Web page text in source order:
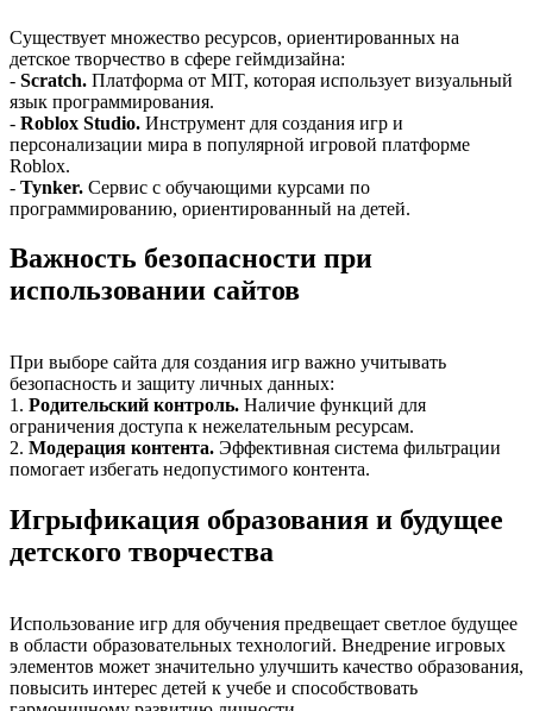
Существует множество ресурсов, ориентированных на
детское творчество в сфере геймдизайна:
- Scratch. Платформа от MIT, которая использует визуальный
язык программирования.
- Roblox Studio. Инструмент для создания игр и
персонализации мира в популярной игровой платформе
Roblox.
- Tynker. Сервис с обучающими курсами по
программированию, ориентированный на детей.
Важность безопасности при
использовании сайтов
При выборе сайта для создания игр важно учитывать
безопасность и защиту личных данных:
1. Родительский контроль. Наличие функций для
ограничения доступа к нежелательным ресурсам.
2. Модерация контента. Эффективная система фильтрации
помогает избегать недопустимого контента.
Игрыфикация образования и будущее
детского творчества
Использование игр для обучения предвещает светлое будущее
в области образовательных технологий. Внедрение игровых
элементов может значительно улучшить качество образования,
повысить интерес детей к учебе и способствовать